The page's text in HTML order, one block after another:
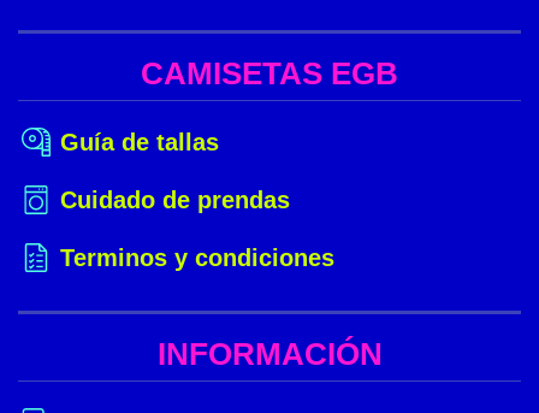
CAMISETAS EGB
Guía de tallas
Cuidado de prendas
Terminos y condiciones
INFORMACIÓN